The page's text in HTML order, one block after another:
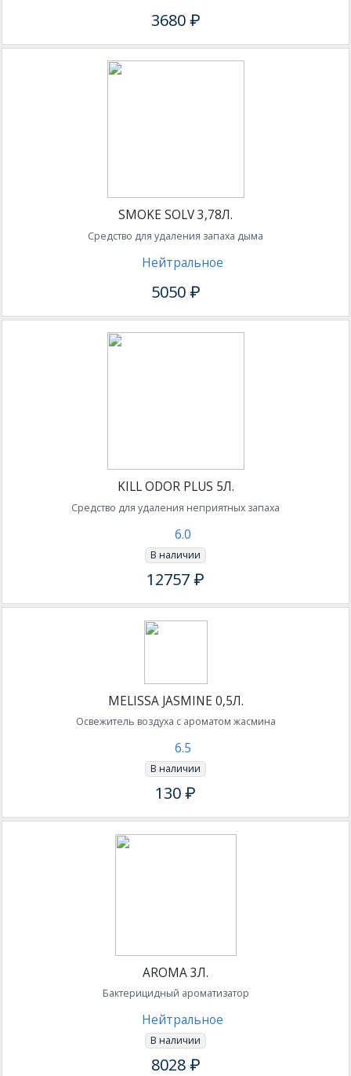
3680 ₽
SMOKE SOLV 3,78Л.
Средство для удаления запаха дыма
Нейтральное
5050 ₽
KILL ODOR PLUS 5Л.
Средство для удаления неприятных запаха
6.0
В наличии
12757 ₽
MELISSA JASMINE 0,5Л.
Освежитель воздуха с ароматом жасмина
6.5
В наличии
130 ₽
AROMA 3Л.
Бактерицидный ароматизатор
Нейтральное
В наличии
8028 ₽